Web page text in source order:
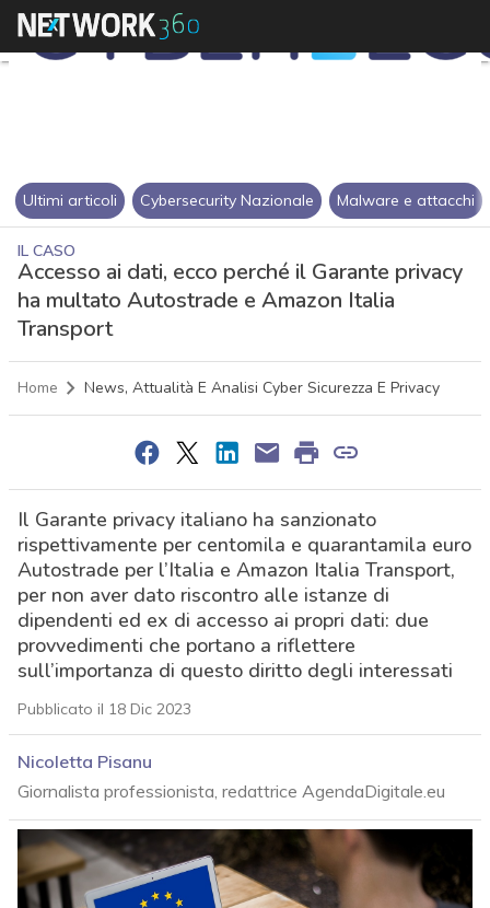
Ultimi articoli Cybersecurity Nazionale Malware e attacchi
IL CASO
Accesso ai dati, ecco perché il Garante privacy
ha multato Autostrade e Amazon Italia
Transport
Home News, Attualità E Analisi Cyber Sicurezza E Privacy
Il Garante privacy italiano ha sanzionato
rispettivamente per centomila e quarantamila euro
Autostrade per l’Italia e Amazon Italia Transport,
per non aver dato riscontro alle istanze di
dipendenti ed ex di accesso ai propri dati: due
provvedimenti che portano a riflettere
sull’importanza di questo diritto degli interessati
Pubblicato il 18 Dic 2023
Nicoletta Pisanu
Giornalista professionista, redattrice AgendaDigitale.eu